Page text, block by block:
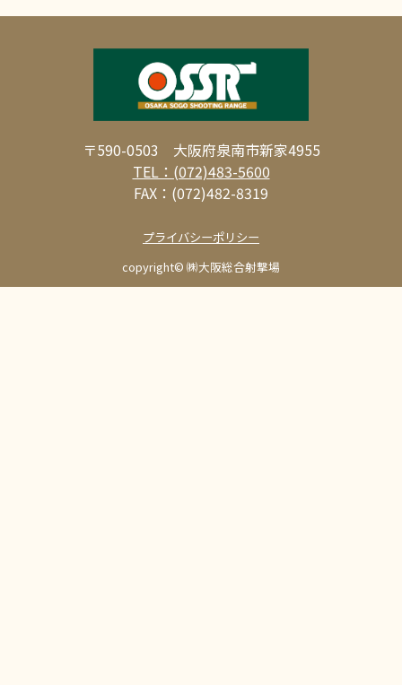
〒590-0503 大阪府泉南市新家4955
TEL：(072)483-5600
FAX：(072)482-8319
プライバシーポリシー
copyright© ㈱大阪総合射撃場